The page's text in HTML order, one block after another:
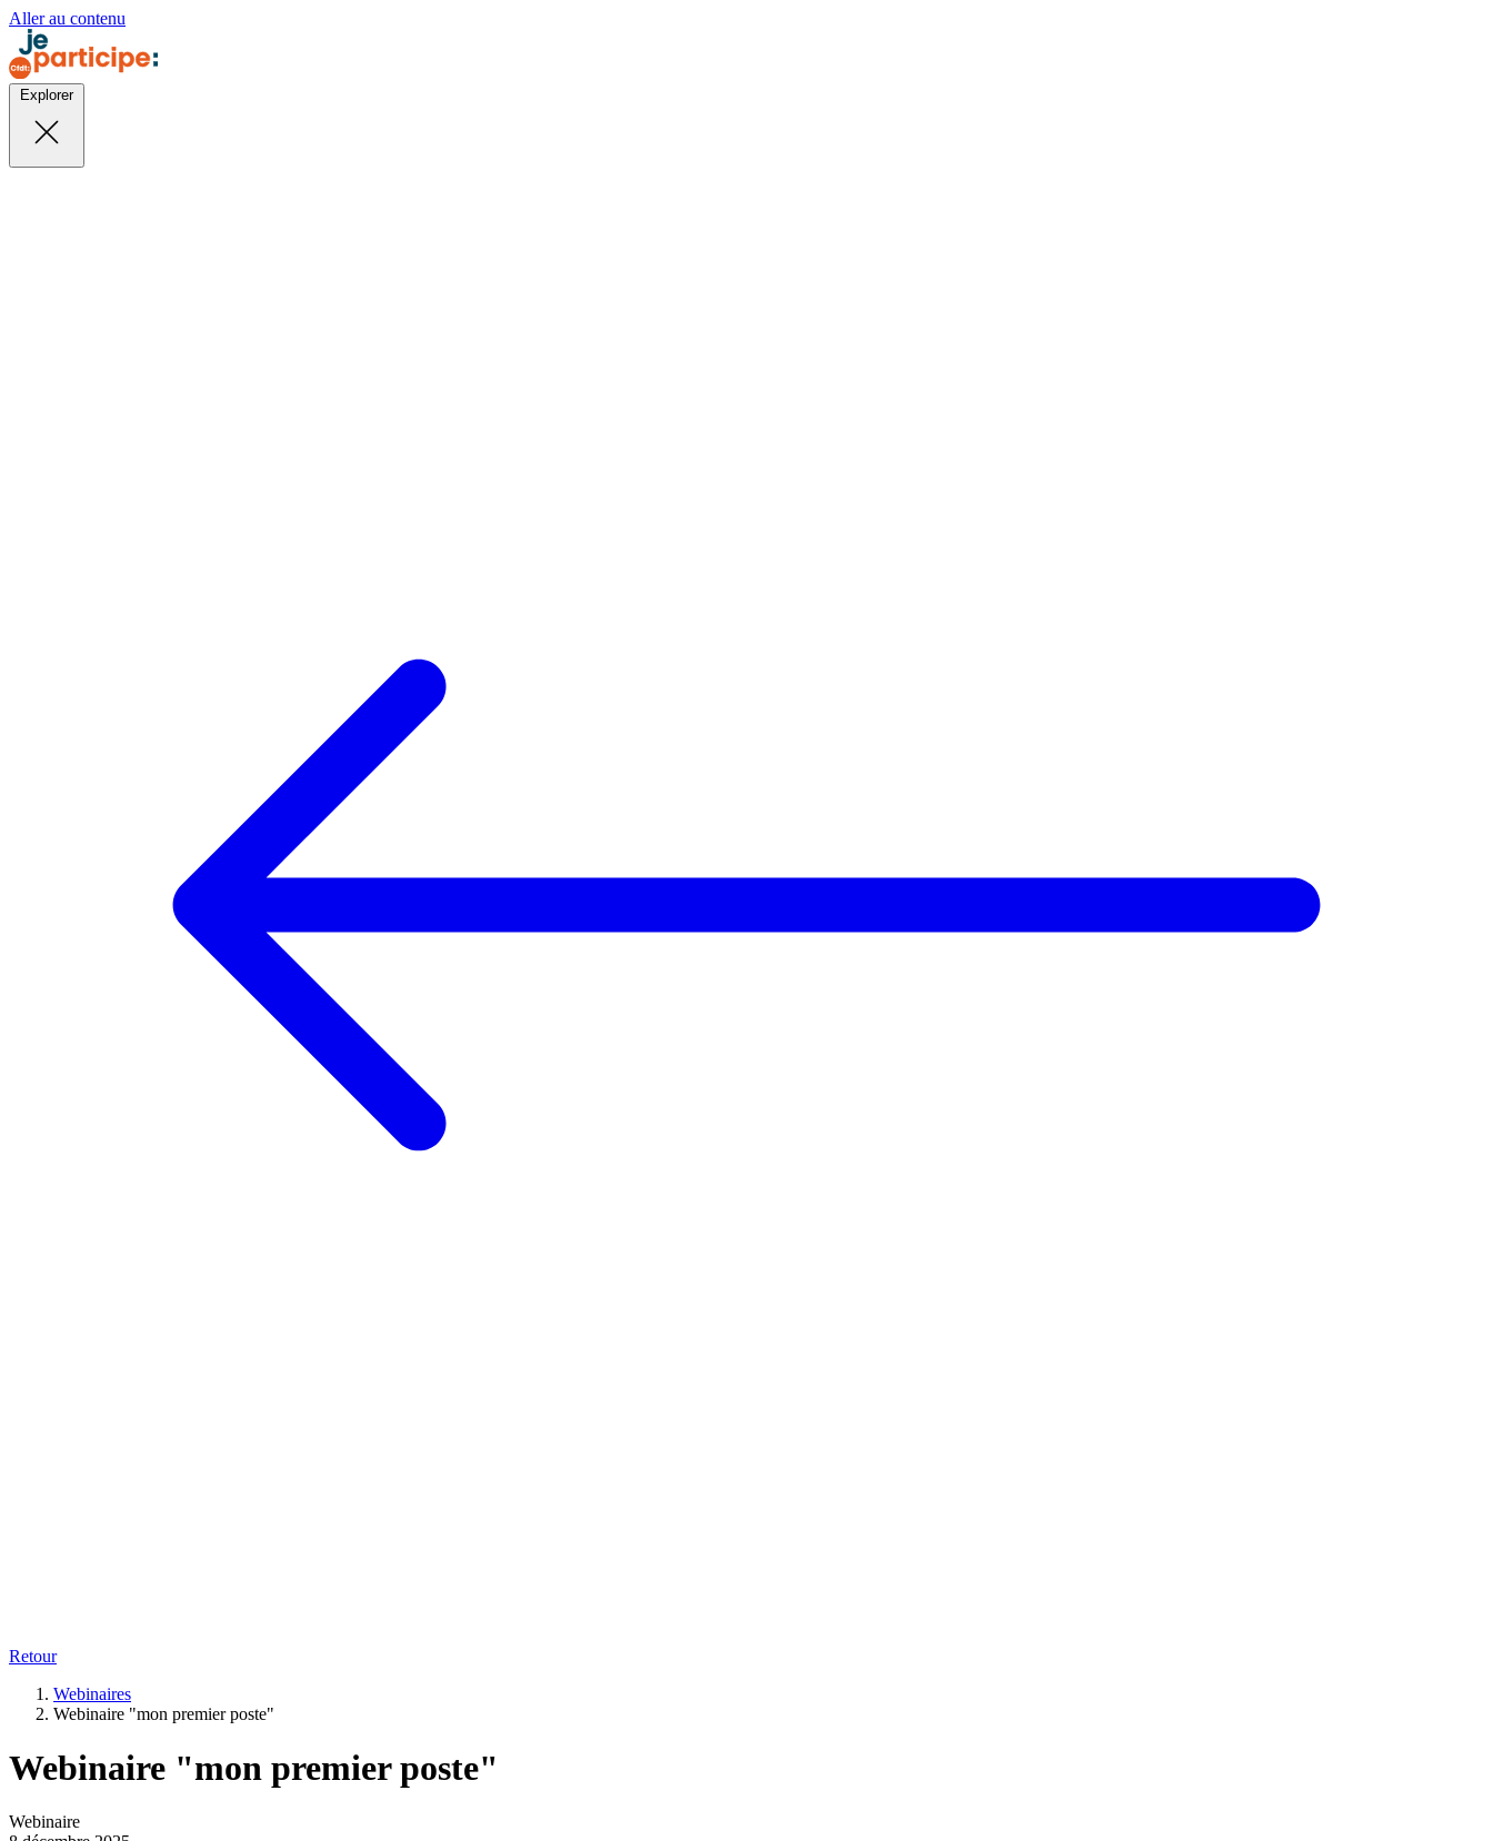
Aller au contenu
Explorer
Retour
Webinaires
Webinaire "mon premier poste"
Webinaire "mon premier poste"
Webinaire